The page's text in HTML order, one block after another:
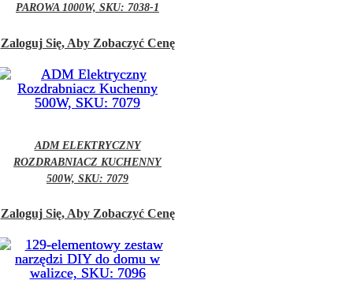
PAROWA 1000W, SKU: 7038-1
Zaloguj Się, Aby Zobaczyć Cenę
ADM ELEKTRYCZNY
ROZDRABNIACZ KUCHENNY
500W, SKU: 7079
Zaloguj Się, Aby Zobaczyć Cenę